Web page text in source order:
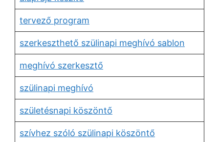
tervező program
szerkeszthető szülinapi meghívó sablon
meghívó szerkesztő
szülinapi meghívó
születésnapi köszöntő
szívhez szóló szülinapi köszöntő